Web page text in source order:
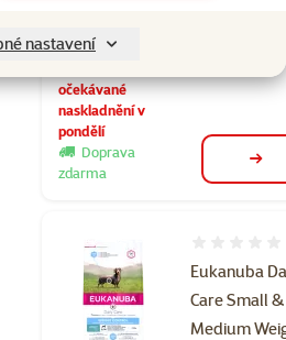
nastavení
očekávané
naskladnění v
pondělí
Doprava
zdarma
Eukanuba
Care Small &
Medium